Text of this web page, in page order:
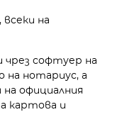
всеки на
софтуер на
на нотариус, а
официалния
картова и